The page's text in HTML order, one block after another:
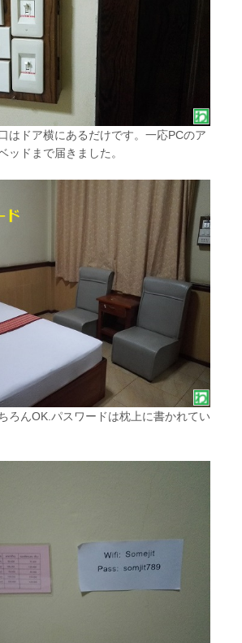
はドア横にあるだけです。一応PCのア
ッドまで届きました。
ろんOK.パスワードは枕上に書かれてい